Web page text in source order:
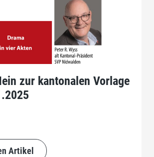
zur kantonalen Vorlage
Artikel